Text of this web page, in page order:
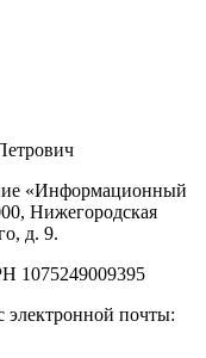
«Информационный
Нижегородская
д. 9.
1075249009395
электронной почты: